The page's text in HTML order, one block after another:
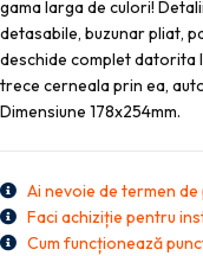
gama larga de culori!
detasabile, buzunar pliat,
deschide complet datorita
trece cerneala prin ea,
Dimensiune 178x254mm.
Ai nevoie de termen de
Faci achiziție pentru
Cum funcționează